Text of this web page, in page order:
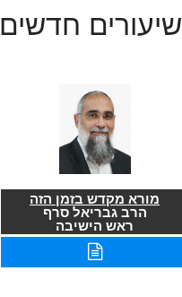
שיעורים חדשים
מורא מקדש בזמן הזה
הרב גבריאל סרף
ראש הישיבה